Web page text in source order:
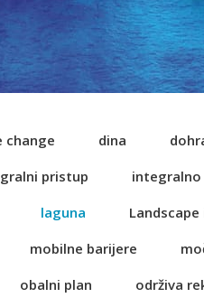
change dina
pristup
integralno
laguna
mobilne barijere
obalni plan održiva